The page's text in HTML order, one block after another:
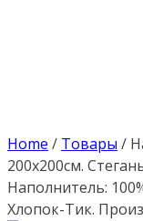
Home / Товары /
200х200см.
Наполнитель:
Хлопок-Тик.